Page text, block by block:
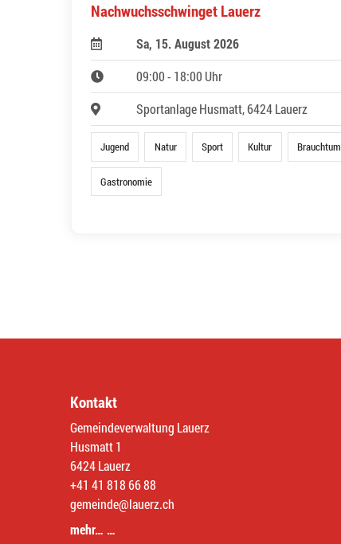
Nachwuchsschwinget Lauerz
Sa, 15. August 2026
09:00 - 18:00 Uhr
Sportanlage Husmatt, 6424 Lauerz
Jugend Natur Sport Kultur Brauchtum
Gastronomie
Kontakt
Gemeindeverwaltung Lauerz
Husmatt 1
6424 Lauerz
+41 41 818 66 88
gemeinde@lauerz.ch
mehr… …